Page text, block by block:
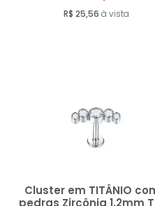
R$ 25,56 à vista
Cluster em TITÂNIO
pedras Zircônia 1.2mm